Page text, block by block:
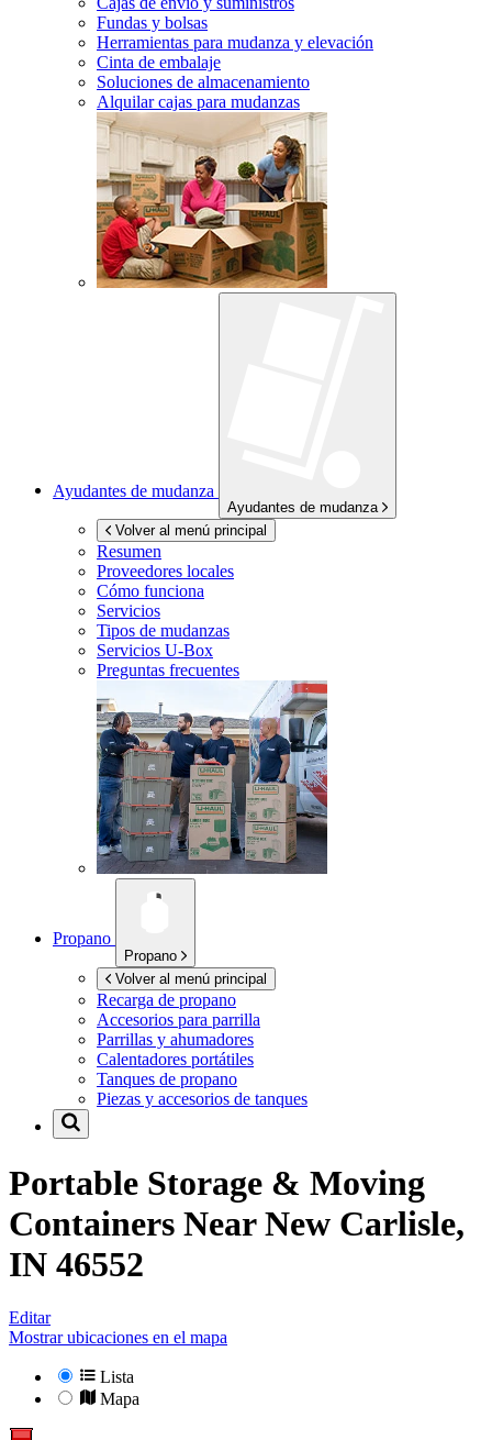
Fundas y bolsas
Herramientas para mudanza y elevación
Cinta de embalaje
Soluciones de almacenamiento
Alquilar cajas para mudanzas
Ayudantes de mudanza
Ayudantes de mudanza
Volver al menú principal
Resumen
Proveedores locales
Cómo funciona
Servicios
Tipos de mudanzas
Servicios U-Box
Preguntas frecuentes
Propano
Propano
Volver al menú principal
Recarga de propano
Accesorios para parrilla
Parrillas y ahumadores
Calentadores portátiles
Tanques de propano
Piezas y accesorios de tanques
Portable Storage & Moving
Containers NearNew Carlisle,
IN 46552
Editar
Mostrar ubicaciones en el mapa
Lista
Mapa